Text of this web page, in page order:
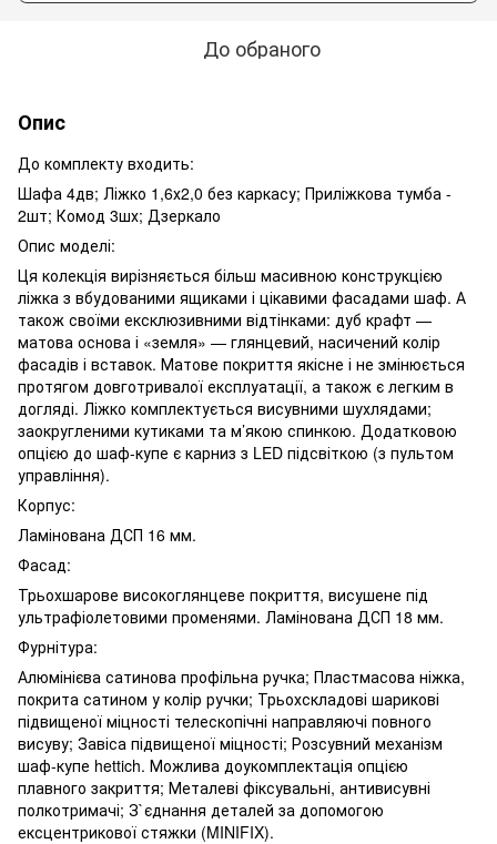
До обраного
Опис
До комплекту входить:
Шафа 4дв; Ліжко 1,6х2,0 без каркасу; Приліжкова тумба -
2шт; Комод 3шх; Дзеркало
Опис моделі:
Ця колекція вирізняється більш масивною конструкцією
ліжка з вбудованими ящиками і цікавими фасадами шаф. А
також своїми ексклюзивними відтінками: дуб крафт —
матова основа і «земля» — глянцевий, насичений колір
фасадів і вставок. Матове покриття якісне і не змінюється
протягом довготривалої експлуатації, а також є легким в
догляді. Ліжко комплектується висувними шухлядами;
заокругленими кутиками та м’якою спинкою. Додатковою
опцією до шаф-купе є карниз з LED підсвіткою (з пультом
управління).
Корпус:
Ламінована ДСП 16 мм.
Фасад:
Трьохшарове високоглянцеве покриття, висушене під
ультрафіолетовими променями. Ламінована ДСП 18 мм.
Фурнітура:
Алюмінієва сатинова профільна ручка; Пластмасова ніжка,
покрита сатином у колір ручки; Трьохскладові шарикові
підвищеної міцності телескопічні направляючі повного
висуву; Завіса підвищеної міцності; Розсувний механізм
шаф-купе hettich. Можлива доукомплектація опцією
плавного закриття; Металеві фіксувальні, антивисувні
полкотримачі; З`єднання деталей за допомогою
ексцентрикової стяжки (MINIFIX).